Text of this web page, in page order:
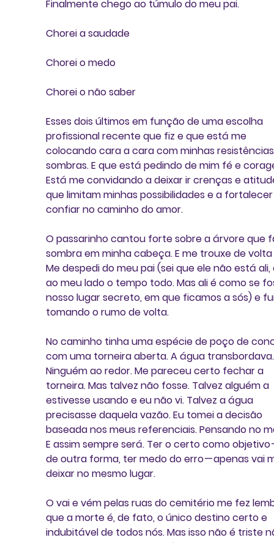
Finalmente chego ao túmulo do meu pai.
Chorei a saudade
Chorei o medo
Chorei o não saber
Esses dois últimos em função de uma escolha
profissional recente que fiz e que está me
colocando cara a cara com minhas
sombras. E que está pedindo de mim fé e
Está me convidando a deixar ir crenças e
que limitam minhas possibilidades e a
confiar no caminho do amor.
O passarinho cantou forte sobre a árvore que
sombra em minha cabeça. E me trouxe de
Me despedi do meu pai (sei que ele não está
ao meu lado o tempo todo. Mas ali é como se
nosso lugar secreto, em que ficamos a sós) e
tomando o rumo de volta.
No caminho tinha uma espécie de poço de
com uma torneira aberta. A água
Ninguém ao redor. Me pareceu certo fechar a
torneira. Mas talvez não fosse. Talvez alguém a
estivesse usando e eu não vi. Talvez a água
precisasse daquela vazão. Eu tomei a decisão
baseada nos meus referenciais. Pensando no
E assim sempre será. Ter o certo como objetivo
de outra forma, ter medo do erro — apenas vai
deixar no mesmo lugar.
O vai e vém pelas ruas do cemitério me fez
que a morte é, de fato, o único destino certo e
indubitável de todos nós. Mas isso não é triste